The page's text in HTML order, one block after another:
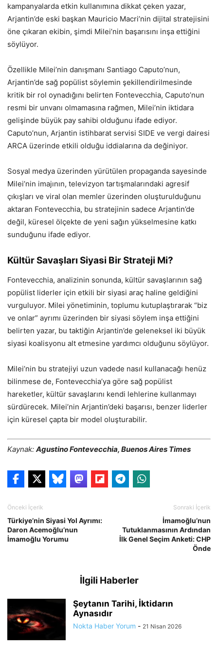
kampanyalarda etkin kullanımına dikkat çeken yazar,
Arjantin’de eski başkan Mauricio Macri’nin dijital stratejisini
öne çıkaran ekibin, şimdi Milei’nin başarısını inşa ettiğini
söylüyor.
Özellikle Milei’nin danışmanı Santiago Caputo’nun,
Arjantin’de sağ popülist söylemin şekillendirilmesinde
kritik bir rol oynadığını belirten Fontevecchia, Caputo’nun
resmi bir unvanı olmamasına rağmen, Milei’nin iktidara
gelişinde büyük pay sahibi olduğunu ifade ediyor.
Caputo’nun, Arjantin istihbarat servisi SIDE ve vergi dairesi
ARCA üzerinde etkili olduğu iddialarına da değiniyor.
Sosyal medya üzerinden yürütülen propaganda sayesinde
Milei’nin imajının, televizyon tartışmalarındaki agresif
çıkışları ve viral olan memler üzerinden oluşturulduğunu
aktaran Fontevecchia, bu stratejinin sadece Arjantin’de
değil, küresel ölçekte de yeni sağın yükselmesine katkı
sunduğunu ifade ediyor.
Kültür Savaşları Siyasi Bir Strateji Mi?
Fontevecchia, analizinin sonunda, kültür savaşlarının sağ
popülist liderler için etkili bir siyasi araç haline geldiğini
vurguluyor. Milei yönetiminin, toplumu kutuplaştırarak “biz
ve onlar” ayrımı üzerinden bir siyasi söylem inşa ettiğini
belirten yazar, bu taktiğin Arjantin’de geleneksel iki büyük
siyasi koalisyonu alt etmesine yardımcı olduğunu söylüyor.
Milei’nin bu stratejiyi uzun vadede nasıl kullanacağı henüz
bilinmese de, Fontevecchia’ya göre sağ popülist
hareketler, kültür savaşlarını kendi lehlerine kullanmayı
sürdürecek. Milei’nin Arjantin’deki başarısı, benzer liderler
için küresel çapta bir model oluşturabilir.
Kaynak: Agustino Fontevecchia, Buenos Aires Times
Önceki İçerik
Türkiye’nin Siyasi Yol Ayrımı:
Daron Acemoğlu’nun
İmamoğlu Yorumu
Sonraki İçerik
İmamoğlu’nun
Tutuklanmasının Ardından
İlk Genel Seçim Anketi: CHP
Önde
İlgili Haberler
Şeytanın Tarihi, İktidarın
Aynasıdır
Nokta Haber Yorum - 21 Nisan 2026